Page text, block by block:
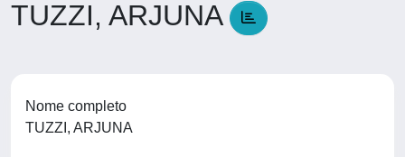
TUZZI, ARJUNA
Nome completo
TUZZI, ARJUNA